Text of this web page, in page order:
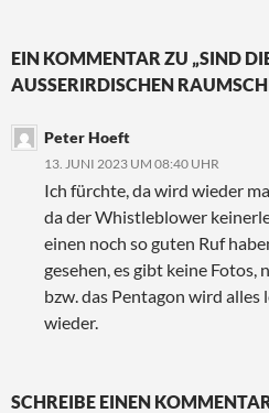
EIN KOMMENTAR ZU „SIND
AUSSERIRDISCHEN
Peter Hoeft
13. JUNI 2023 UM 08:40 UHR
Ich fürchte, da wird wieder
da der Whistleblower
einen noch so guten Ruf
gesehen, es gibt keine Fotos,
bzw. das Pentagon wird alles
wieder.
SCHREIBE EINEN